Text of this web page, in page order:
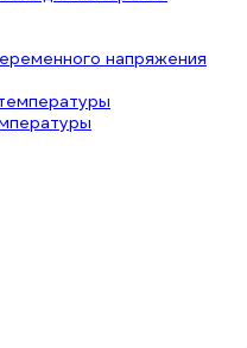
напряжения